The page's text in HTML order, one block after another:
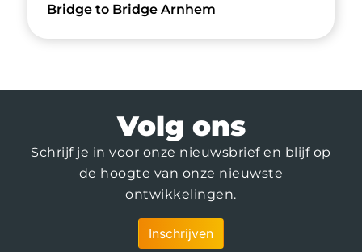
Bridge to Bridge Arnhem
Volg ons
Schrijf je in voor onze nieuwsbrief en blijf op
de hoogte van onze nieuwste
ontwikkelingen.
Inschrijven